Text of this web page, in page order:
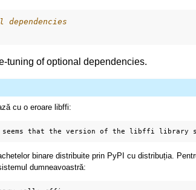
tuning of optional dependencies.
cu o eroare libffi:
binare distribuite prin PyPI cu distribuția.
dumneavoastră: